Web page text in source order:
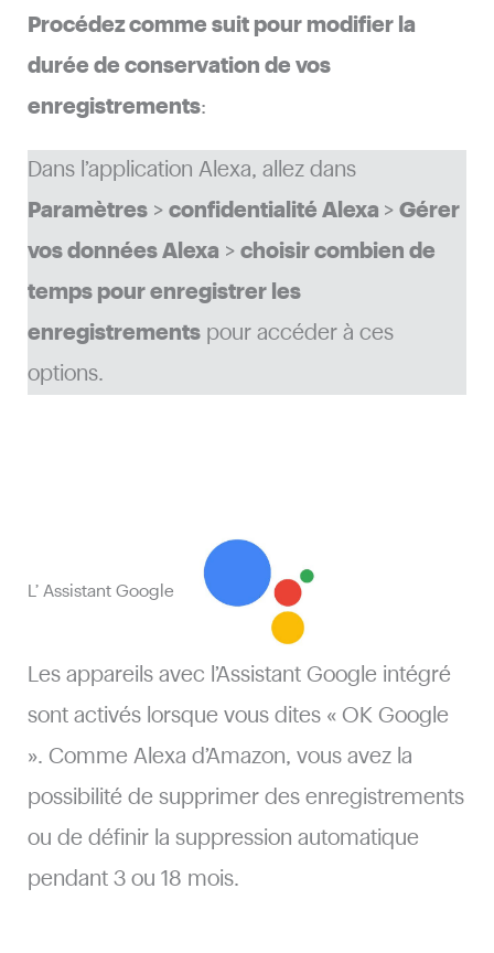
Procédez comme suit pour modifier la
durée de conservation de vos
enregistrements:
Dans l’application Alexa, allez dans
Paramètres> confidentialité Alexa > Gérer
vos données Alexa > choisir combien de
temps pour enregistrer les
enregistrementspour accéder à ces
options.
L’ Assistant Google
Les appareils avec l’Assistant Google intégré
sont activés lorsque vous dites « OK Google
». Comme Alexa d’Amazon, vous avez la
possibilité de supprimer des enregistrements
ou de définir la suppression automatique
pendant 3 ou 18 mois.